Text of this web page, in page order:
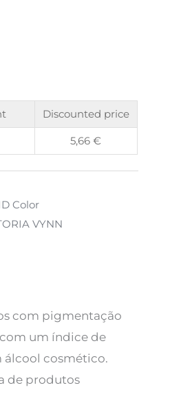
Discounted price
5,66€
Color
VYNN
com pigmentação
um índice de
álcool cosmético.
de produtos